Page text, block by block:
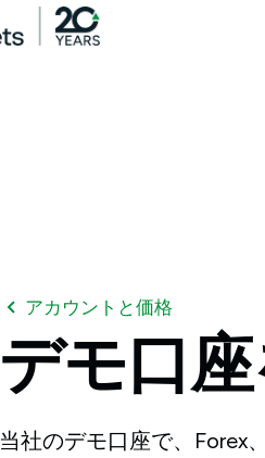
アカウントと価格
デモ口
当社のデモ口座で、Forex